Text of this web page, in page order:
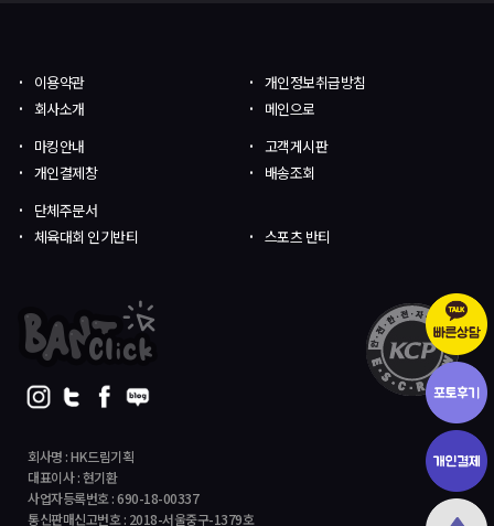
회사명 : HK드림기획
대표이사 : 현기환
사업자등록번호 : 690-18-00337
통신판매신고번호 : 2018-서울중구-1379호
이용약관
개인정보취급방침
회사소개
메인으로
마킹안내
고객게시판
개인결제창
배송조회
단체주문서
체육대회 인기반티
스포츠 반티